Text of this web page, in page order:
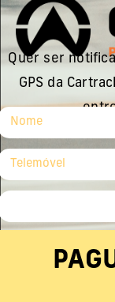
Quer ser
GPS da